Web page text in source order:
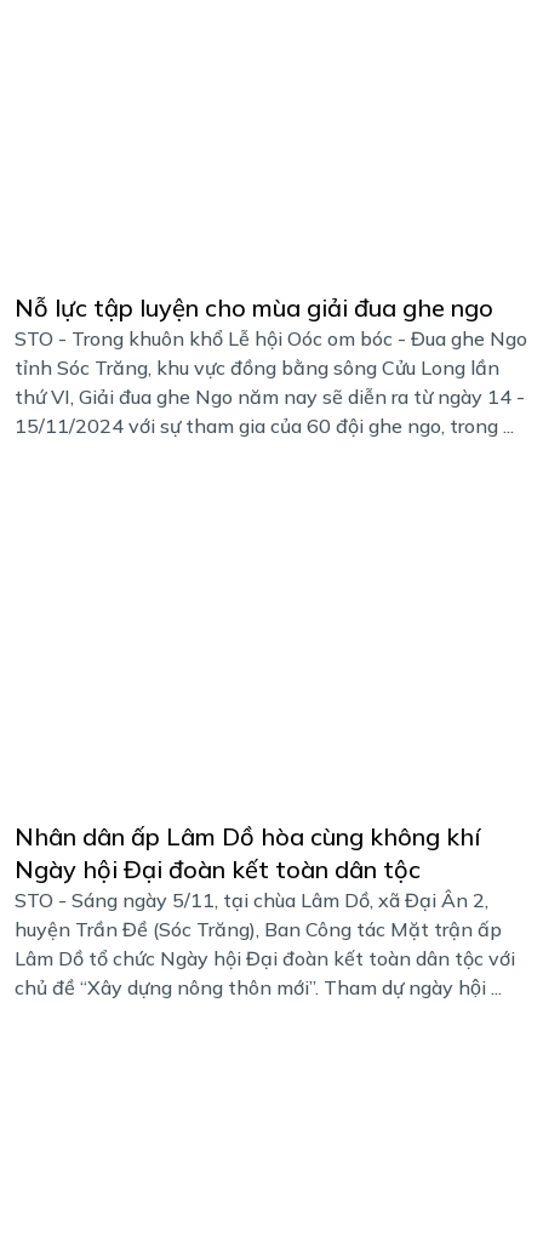
Nỗ lực tập luyện cho mùa giải đua ghe ngo
STO - Trong khuôn khổ Lễ hội Oóc om bóc - Đua ghe Ngo
tỉnh Sóc Trăng, khu vực đồng bằng sông Cửu Long lần
thứ VI, Giải đua ghe Ngo năm nay sẽ diễn ra từ ngày 14 -
15/11/2024 với sự tham gia của 60 đội ghe ngo, trong ...
Nhân dân ấp Lâm Dồ hòa cùng không khí
Ngày hội Đại đoàn kết toàn dân tộc
STO - Sáng ngày 5/11, tại chùa Lâm Dồ, xã Đại Ân 2,
huyện Trần Đề (Sóc Trăng), Ban Công tác Mặt trận ấp
Lâm Dồ tổ chức Ngày hội Đại đoàn kết toàn dân tộc với
chủ đề “Xây dựng nông thôn mới”. Tham dự ngày hội ...